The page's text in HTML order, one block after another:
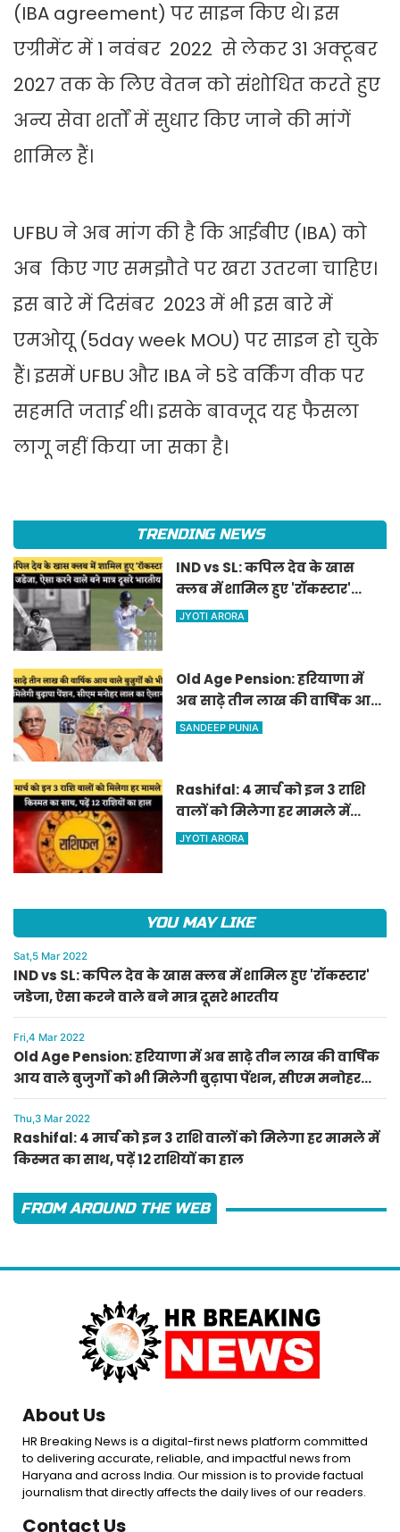
(IBA agreement) पर साइन क‍िए थे। इस
एग्रीमेंट में 1 नवंबर 2022 से लेकर 31 अक्टूबर
2027 तक के लिए वेतन को संशोधित करते हुए
अन्य सेवा शर्तों में सुधार किए जाने की मांगें
शामिल हैं।
UFBU ने अब मांग की है क‍ि आईबीए (IBA) को
अब किए गए समझौते पर खरा उतरना चाहिए।
इस बारे में दिसंबर 2023 में भी इस बारे में
एमओयू (5day week MOU) पर साइन हो चुके
हैं। इसमें UFBU और IBA ने 5डे वर्क‍िंग वीक पर
सहमति जताई थी। इसके बावजूद यह फैसला
लागू नहीं किया जा सका है।
TRENDING NEWS
IND vs SL: कपिल देव के खास
क्लब में शामिल हुए 'रॉकस्टार'
जडेजा, ऐसा करने वाले बने मात्र
JYOTI ARORA
Old Age Pension: हरियाणा में
अब साढ़े तीन लाख की वार्षिक आय
वाले बुजुर्गों को भी मिलेगी बुढ़ापा
SANDEEP PUNIA
Rashifal: 4 मार्च को इन 3 राशि
वालों को मिलेगा हर मामले में
किस्मत का साथ, पढ़ें 12 राशियों का
JYOTI ARORA
YOU MAY LIKE
Sat,5 Mar 2022
IND vs SL: कपिल देव के खास क्लब में शामिल हुए 'रॉकस्टार'
जडेजा, ऐसा करने वाले बने मात्र दूसरे भारतीय
Fri,4 Mar 2022
Old Age Pension: हरियाणा में अब साढ़े तीन लाख की वार्षिक
आय वाले बुजुर्गों को भी मिलेगी बुढ़ापा पेंशन, सीएम मनोहर
लाल का ऐलान
Thu,3 Mar 2022
Rashifal: 4 मार्च को इन 3 राशि वालों को मिलेगा हर मामले में
किस्मत का साथ, पढ़ें 12 राशियों का हाल
FROM AROUND THE WEB
About Us
HR Breaking News is a digital-first news platform committed
to delivering accurate, reliable, and impactful news from
Haryana and across India. Our mission is to provide factual
journalism that directly affects the daily lives of our readers.
Contact Us